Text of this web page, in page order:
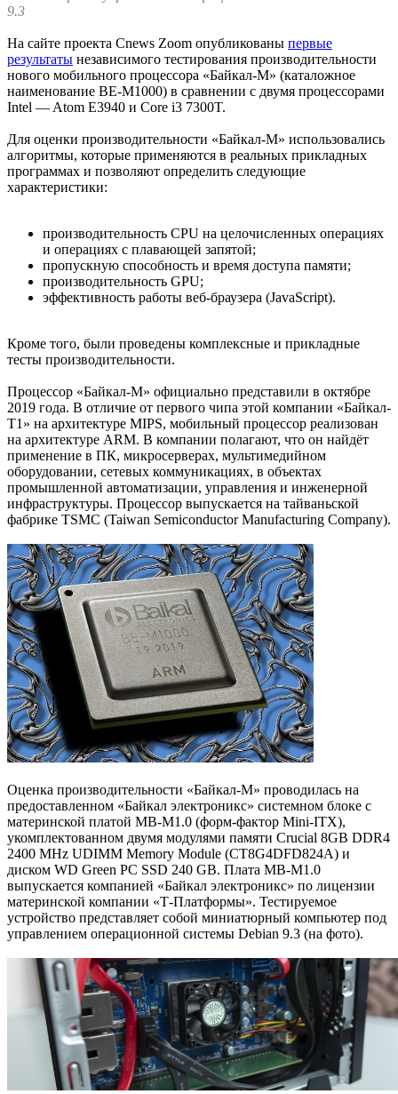
9.3
На сайте проекта Cnews Zoom опубликованы первые
результаты независимого тестирования производительности
нового мобильного процессора «Байкал-М» (каталожное
наименование BE-M1000) в сравнении с двумя процессорами
Intel — Atom E3940 и Core i3 7300T.
Для оценки производительности «Байкал-М» использовались
алгоритмы, которые применяются в реальных прикладных
программах и позволяют определить следующие
характеристики:
производительность CPU на целочисленных операциях
и операциях с плавающей запятой;
пропускную способность и время доступа памяти;
производительность GPU;
эффективность работы веб-браузера (JavaScript).
Кроме того, были проведены комплексные и прикладные
тесты производительности.
Процессор «Байкал-М» официально представили в октябре
2019 года. В отличие от первого чипа этой компании «Байкал-
T1» на архитектуре MIPS, мобильный процессор реализован
на архитектуре ARM. В компании полагают, что он найдёт
применение в ПК, микросерверах, мультимедийном
оборудовании, сетевых коммуникациях, в объектах
промышленной автоматизации, управления и инженерной
инфраструктуры. Процессор выпускается на тайваньской
фабрике TSMC (Taiwan Semiconductor Manufacturing Company).
Оценка производительности «Байкал-М» проводилась на
предоставленном «Байкал электроникс» системном блоке с
материнской платой MB-M1.0 (форм-фактор Mini-ITX),
укомплектованном двумя модулями памяти Crucial 8GB DDR4
2400 MHz UDIMM Memory Module (CT8G4DFD824A) и
диском WD Green PC SSD 240 GB. Плата MB-M1.0
выпускается компанией «Байкал электроникс» по лицензии
материнской компании «Т-Платформы». Тестируемое
устройство представляет собой миниатюрный компьютер под
управлением операционной системы Debian 9.3 (на фото).